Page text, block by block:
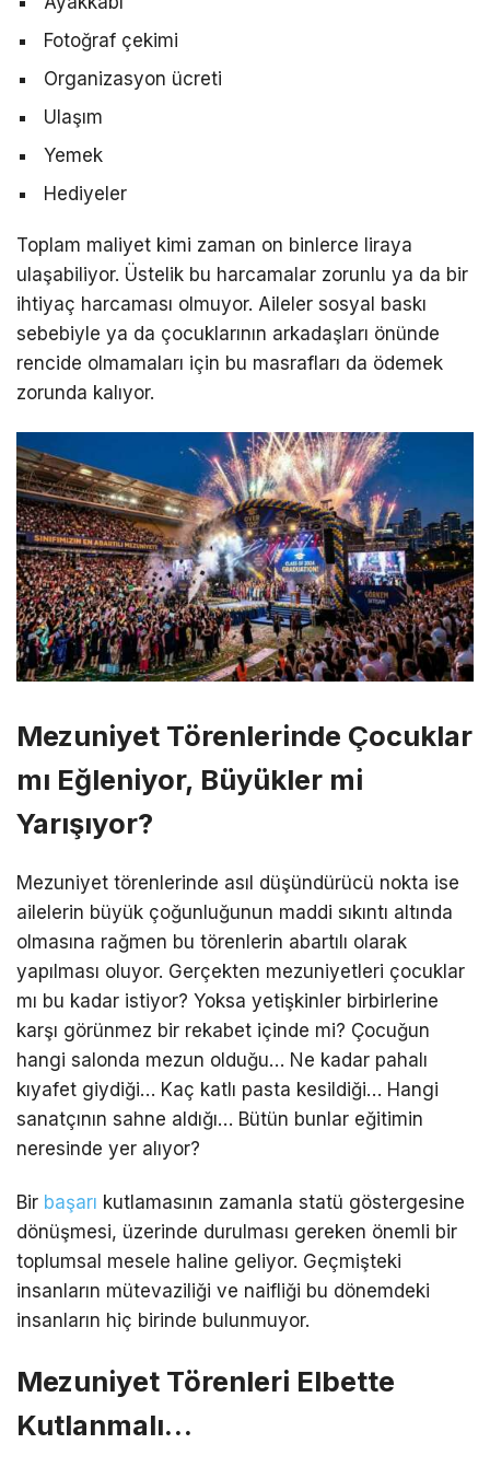
Fotoğraf çekimi
Organizasyon ücreti
Ulaşım
Yemek
Hediyeler
Toplam maliyet kimi zaman on binlerce liraya
ulaşabiliyor. Üstelik bu harcamalar zorunlu ya da bir
ihtiyaç harcaması olmuyor. Aileler sosyal baskı
sebebiyle ya da çocuklarının arkadaşları önünde
rencide olmamaları için bu masrafları da ödemek
zorunda kalıyor.
Mezuniyet Törenlerinde Çocuklar
mı Eğleniyor, Büyükler mi
Yarışıyor?
Mezuniyet törenlerinde asıl düşündürücü nokta ise
ailelerin büyük çoğunluğunun maddi sıkıntı altında
olmasına rağmen bu törenlerin abartılı olarak
yapılması oluyor. Gerçekten mezuniyetleri çocuklar
mı bu kadar istiyor? Yoksa yetişkinler birbirlerine
karşı görünmez bir rekabet içinde mi? Çocuğun
hangi salonda mezun olduğu… Ne kadar pahalı
kıyafet giydiği… Kaç katlı pasta kesildiği… Hangi
sanatçının sahne aldığı… Bütün bunlar eğitimin
neresinde yer alıyor?
Bir başarı kutlamasının zamanla statü göstergesine
dönüşmesi, üzerinde durulması gereken önemli bir
toplumsal mesele haline geliyor. Geçmişteki
insanların mütevaziliği ve naifliği bu dönemdeki
insanların hiç birinde bulunmuyor.
Mezuniyet Törenleri Elbette
Kutlanmalı…